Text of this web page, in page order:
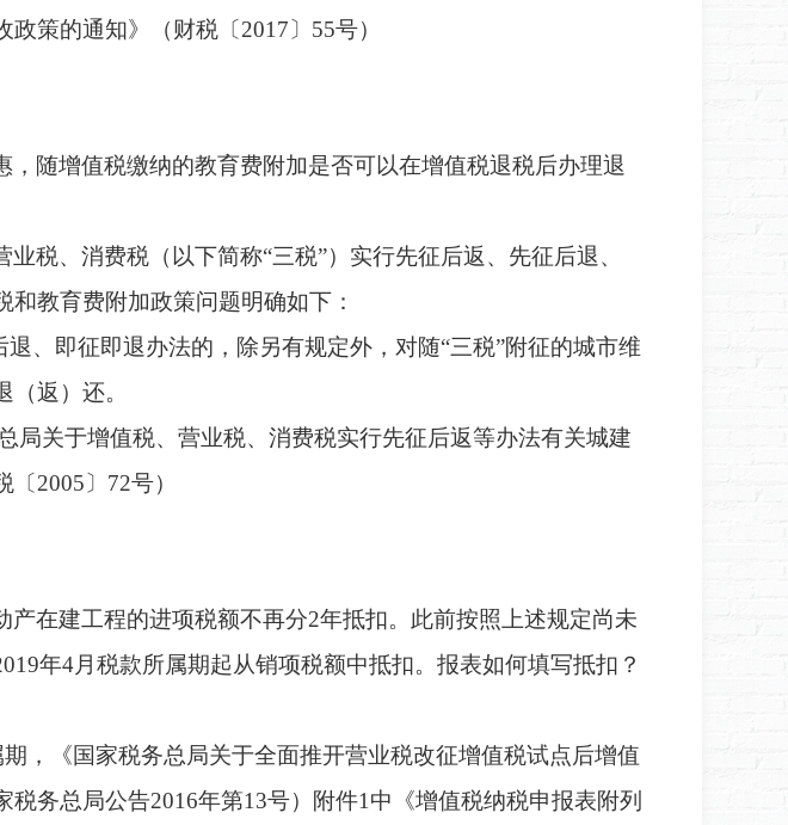
政策的通知》（财税〔 2017〕55号）
，随增值税缴纳的教育费附加是否可以在增值税退税后办理退
业税、消费税（以下简称“三税”）实行先征后返、先征后退、
教育费附加政策问题明确如下：
退、即征即退办法的，除另有规定外，对随“三税”附征的城市维
返）还。
局关于增值税、营业税、消费税实行先征后返等办法有关城建
〔 2005〕72号）
产在建工程的进项税额不再分2年抵扣。此前按照上述规定尚未
年4月税款所属期起从销项税额中抵扣。报表如何填写抵扣？
，《国家税务总局关于全面推开营业税改征增值税试点后增值
务总局公告2016年第13号）附件1中《增值税纳税申报表附列